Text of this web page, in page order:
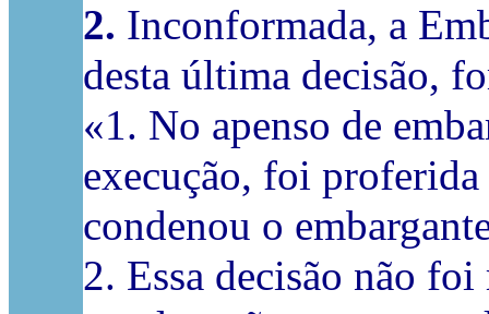
2. Inconformada, a
desta última decisão,
«1. No apenso de
execução, foi
condenou o
2. Essa decisão não